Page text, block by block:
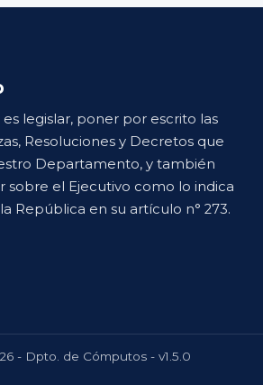
legislar, poner por escrito las
Resoluciones y Decretos que
Departamento, y también
sobre el Ejecutivo como lo indica
República en su artículo n° 273.
- Dpto. de Cómputos - v1.5.0